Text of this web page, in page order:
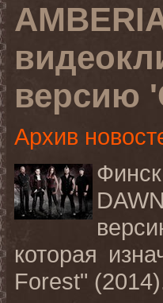
версию
Архив
которая
Forest"